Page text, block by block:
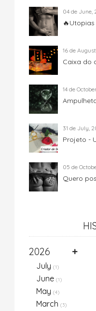
04 de June,
16 de
Caixa do
14 de
31 de July,
Projeto -
05 de
Quero
2026
July (1)
June (1)
May (4)
March (3)